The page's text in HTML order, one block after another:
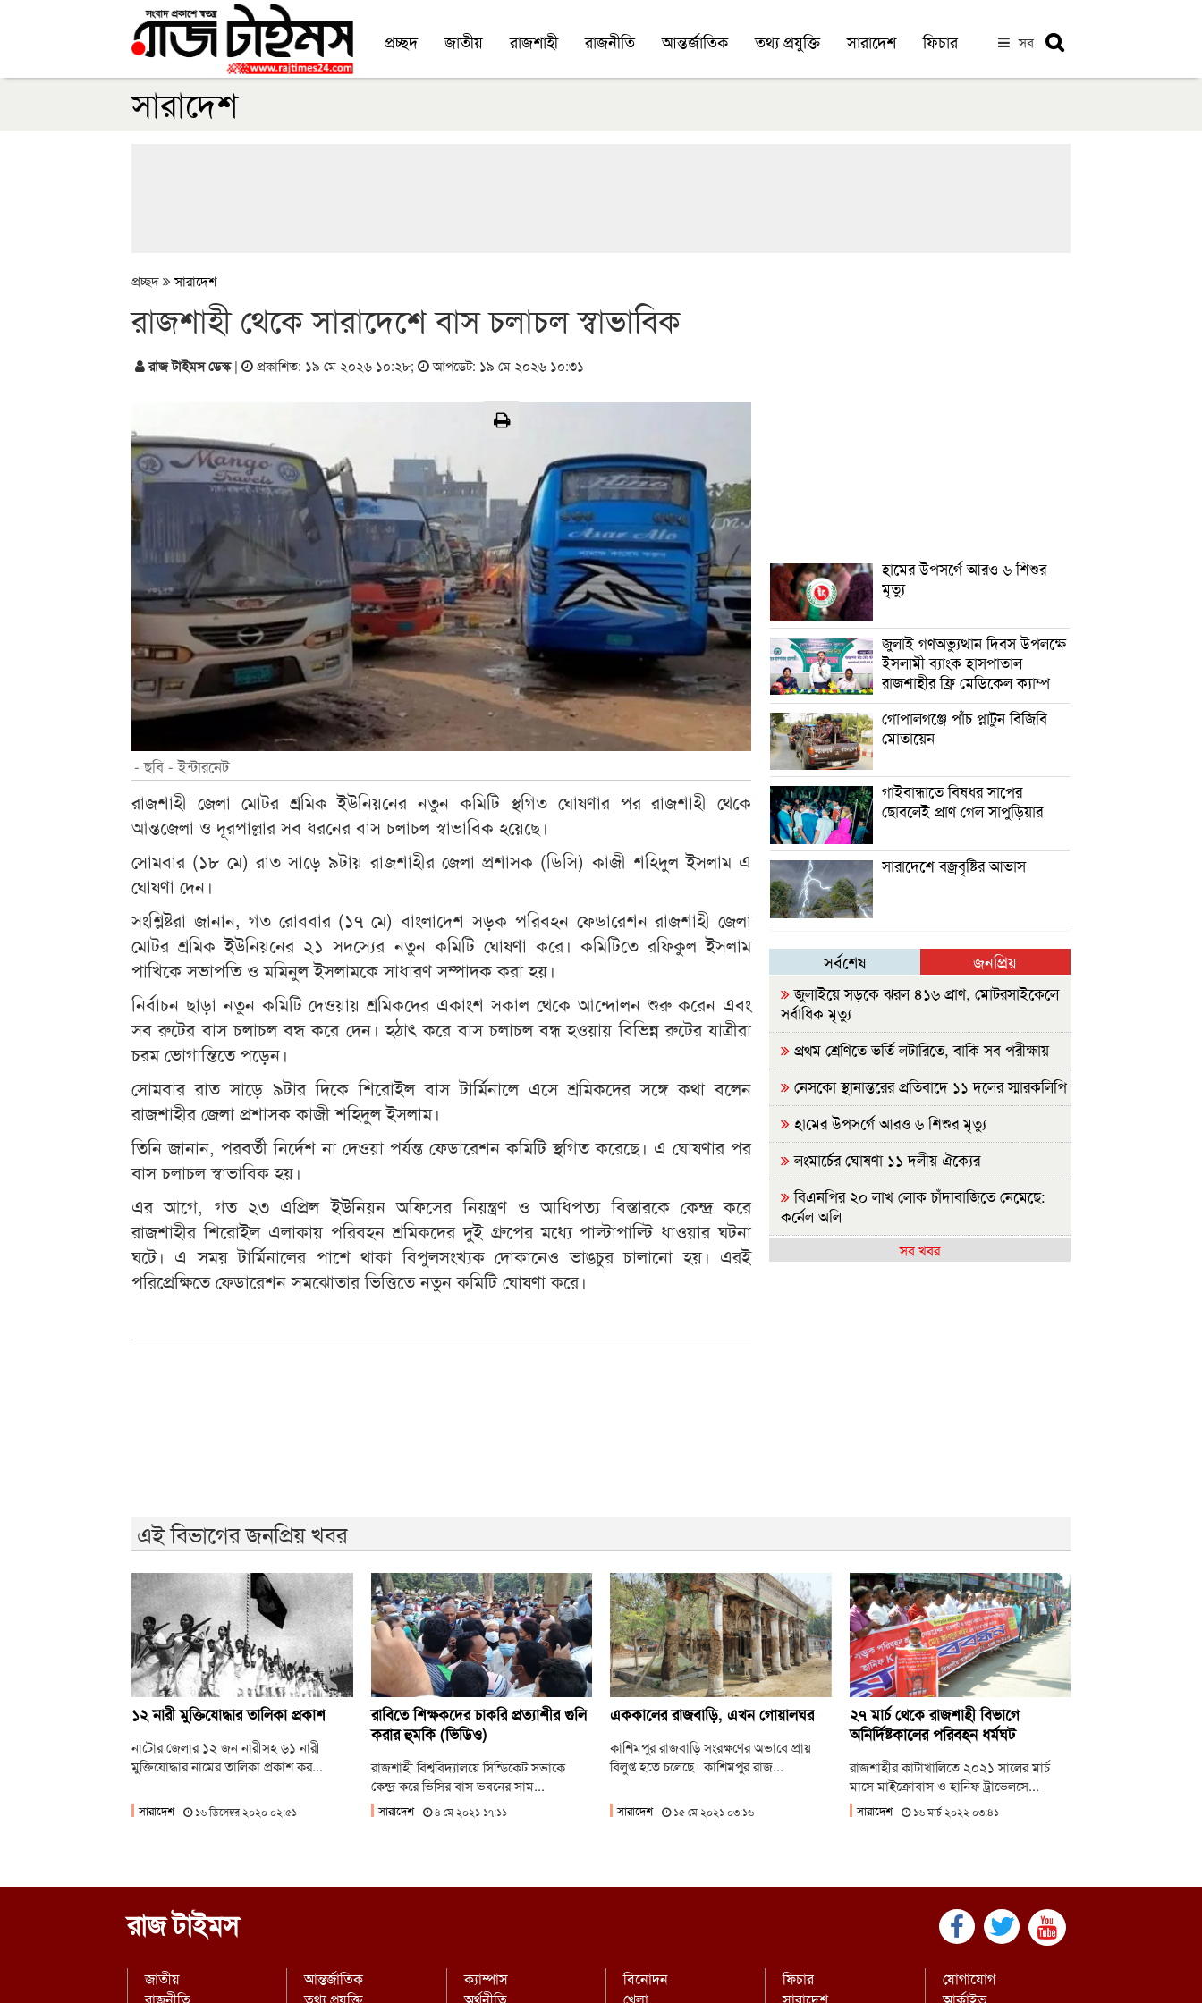
প্রচ্ছদ জাতীয় রাজশাহী রাজনীতি আন্তর্জাতিক তথ্য প্রযুক্তি সারাদেশ ফিচার সব
সারাদেশ
প্রচ্ছদ সারাদেশ
রাজশাহী থেকে সারাদেশে বাস চলাচল স্বাভাবিক
রাজ টাইমস ডেস্ক| প্রকাশিত: ১৯ মে ২০২৬ ১০:২৮; আপডেট: ১৯ মে ২০২৬ ১০:৩১
- ছবি - ইন্টারনেট
রাজশাহী জেলা মোটর শ্রমিক ইউনিয়নের নতুন কমিটি স্থগিত ঘোষণার পর রাজশাহী থেকে
আন্তজেলা ও দূরপাল্লার সব ধরনের বাস চলাচল স্বাভাবিক হয়েছে।
সোমবার (১৮ মে) রাত সাড়ে ৯টায় রাজশাহীর জেলা প্রশাসক (ডিসি) কাজী শহিদুল ইসলাম এ
ঘোষণা দেন।
সংশ্লিষ্টরা জানান, গত রোববার (১৭ মে) বাংলাদেশ সড়ক পরিবহন ফেডারেশন রাজশাহী জেলা
মোটর শ্রমিক ইউনিয়নের ২১ সদস্যের নতুন কমিটি ঘোষণা করে। কমিটিতে রফিকুল ইসলাম
পাখিকে সভাপতি ও মমিনুল ইসলামকে সাধারণ সম্পাদক করা হয়।
নির্বাচন ছাড়া নতুন কমিটি দেওয়ায় শ্রমিকদের একাংশ সকাল থেকে আন্দোলন শুরু করেন এবং
সব রুটের বাস চলাচল বন্ধ করে দেন। হঠাৎ করে বাস চলাচল বন্ধ হওয়ায় বিভিন্ন রুটের যাত্রীরা
চরম ভোগান্তিতে পড়েন।
সোমবার রাত সাড়ে ৯টার দিকে শিরোইল বাস টার্মিনালে এসে শ্রমিকদের সঙ্গে কথা বলেন
রাজশাহীর জেলা প্রশাসক কাজী শহিদুল ইসলাম।
তিনি জানান, পরবর্তী নির্দেশ না দেওয়া পর্যন্ত ফেডারেশন কমিটি স্থগিত করেছে। এ ঘোষণার পর
বাস চলাচল স্বাভাবিক হয়।
এর আগে, গত ২৩ এপ্রিল ইউনিয়ন অফিসের নিয়ন্ত্রণ ও আধিপত্য বিস্তারকে কেন্দ্র করে
রাজশাহীর শিরোইল এলাকায় পরিবহন শ্রমিকদের দুই গ্রুপের মধ্যে পাল্টাপাল্টি ধাওয়ার ঘটনা
ঘটে। এ সময় টার্মিনালের পাশে থাকা বিপুলসংখ্যক দোকানেও ভাঙচুর চালানো হয়। এরই
পরিপ্রেক্ষিতে ফেডারেশন সমঝোতার ভিত্তিতে নতুন কমিটি ঘোষণা করে।
হামের উপসর্গে আরও ৬ শিশুর
মৃত্যু
জুলাই গণঅভ্যুত্থান দিবস উপলক্ষে
ইসলামী ব্যাংক হাসপাতাল
রাজশাহীর ফ্রি মেডিকেল ক্যাম্প
গোপালগঞ্জে পাঁচ প্লাটুন বিজিবি
মোতায়েন
গাইবান্ধাতে বিষধর সাপের
ছোবলেই প্রাণ গেল সাপুড়িয়ার
সারাদেশে বজ্রবৃষ্টির আভাস
সর্বশেষ জনপ্রিয়
জুলাইয়ে সড়কে ঝরল ৪১৬ প্রাণ, মোটরসাইকেলে
সর্বাধিক মৃত্যু
প্রথম শ্রেণিতে ভর্তি লটারিতে, বাকি সব পরীক্ষায়
নেসকো স্থানান্তরের প্রতিবাদে ১১ দলের স্মারকলিপি
হামের উপসর্গে আরও ৬ শিশুর মৃত্যু
লংমার্চের ঘোষণা ১১ দলীয় ঐক্যের
বিএনপির ২০ লাখ লোক চাঁদাবাজিতে নেমেছে:
কর্নেল অলি
হাসিনাকে কেন এমন সুযোগ দিল ভারত, প্রশ্ন
'আমাদের ভেতরের বিভেদ দেখেই ফ্যাসিবাদীরা
মুচকি হাসছে'- রাবি উপাচার্য
জুলাই গণঅভ্যুত্থানের দ্বিতীয় বর্ষপূর্তিতে রাকসুর
‘ভিক্টরি রান’ ম্যারাথন
জুলাই গণ-অভ্যুত্থানের দ্বিতীয় বার্ষিকীতে ইবি
ছাত্রদলের বৃক্ষরোপণ
সব খবর
এই বিভাগের জনপ্রিয় খবর
১২ নারী মুক্তিযোদ্ধার তালিকা প্রকাশ
নাটোর জেলার ১২ জন নারীসহ ৬১ নারী
মুক্তিযোদ্ধার নামের তালিকা প্রকাশ কর...
সারাদেশ ১৬ ডিসেম্বর ২০২০ ০২:৫১
রাবিতে শিক্ষকদের চাকরি প্রত্যাশীর গুলি
করার হুমকি (ভিডিও)
রাজশাহী বিশ্ববিদ্যালয়ে সিন্ডিকেট সভাকে
কেন্দ্র করে ভিসির বাস ভবনের সাম...
সারাদেশ ৪ মে ২০২১ ১৭:১১
এককালের রাজবাড়ি, এখন গোয়ালঘর
কাশিমপুর রাজবাড়ি সংরক্ষণের অভাবে প্রায়
বিলুপ্ত হতে চলেছে। কাশিমপুর রাজ...
সারাদেশ ১৫ মে ২০২১ ০৩:১৬
২৭ মার্চ থেকে রাজশাহী বিভাগে
অনির্দিষ্টকালের পরিবহন ধর্মঘট
রাজশাহীর কাটাখালিতে ২০২১ সালের মার্চ
মাসে মাইক্রোবাস ও হানিফ ট্রাভেলসে...
সারাদেশ ১৬ মার্চ ২০২২ ০৩:৪১
রাজ টাইমস
জাতীয়
রাজনীতি
আন্তর্জাতিক
তথ্য প্রযুক্তি
ক্যাম্পাস
অর্থনীতি
বিনোদন
খেলা
ফিচার
সারাদেশ
যোগাযোগ
আর্কাইভ